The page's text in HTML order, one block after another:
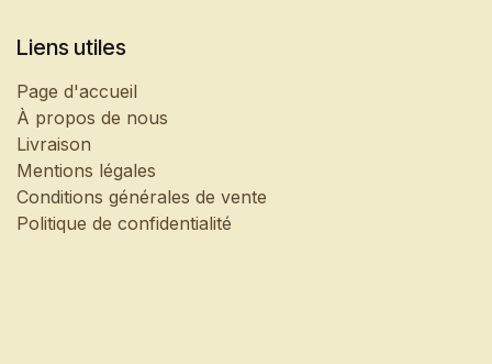
Liens utiles
Page d'accueil
À propos de nous
Livraison
Mentions légales
Conditions générales de vente
Politique de confidentialité